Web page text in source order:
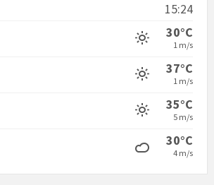
15:24
30°C
1 m/s
37°C
1 m/s
35°C
5 m/s
30°C
4 m/s